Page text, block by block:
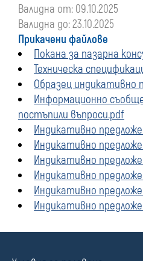
Валидна от: 09.10.2025
Валидна до: 23.10.2025
Прикачени файлове
Покана за пазарна
Техническа
Образец индикативно
Информационно
постъпили въпроси.pdf
Индикативно
Индикативно
Индикативно
Индикативно
Индикативно
Индикативно